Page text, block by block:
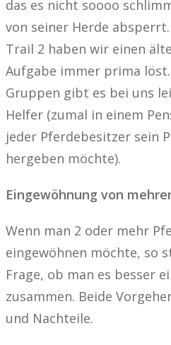
das es nicht soooo
von seiner Herde
Trail 2 haben wir einen
Aufgabe immer prima
Gruppen gibt es bei uns
Helfer (zumal in einem
jeder Pferdebesitzer sein
hergeben möchte).
Eingewöhnung von
Wenn man 2 oder mehr
eingewöhnen möchte, so
Frage, ob man es besser
zusammen. Beide
und Nachteile.